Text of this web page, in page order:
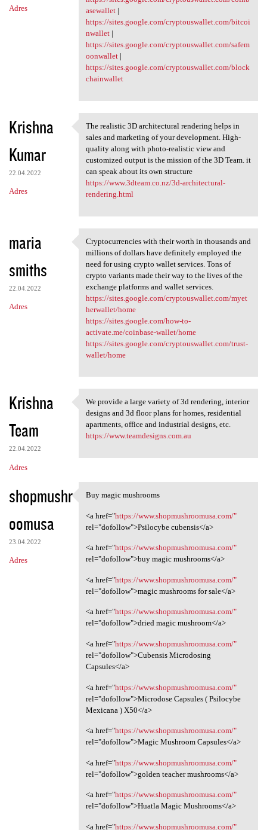
Adres
asewallet|
https://sites.google.com/cryptouswallet.com/bitcoi
nwallet|
https://sites.google.com/cryptouswallet.com/safem
oonwallet|
https://sites.google.com/cryptouswallet.com/block
chainwallet
Krishna
Kumar
22.04.2022
Adres
The realistic 3D
The realistic 3D architectural rendering helps in
sales and marketing of your development. High-
quality along with photo-realistic view and
customized output is the mission of the 3D Team. it
can speak about its own structure
https://www.3dteam.co.nz/3d-architectural-
rendering.html
maria
smiths
22.04.2022
Adres
Cryptocurrencies with their
Cryptocurrencies with their worth in thousands and
millions of dollars have definitely employed the
need for using crypto wallet services. Tons of
crypto variants made their way to the lives of the
exchange platforms and wallet services.
https://sites.google.com/cryptouswallet.com/myet
herwallet/home
https://sites.google.com/how-to-
activate.me/coinbase-wallet/home
https://sites.google.com/cryptouswallet.com/trust-
wallet/home
Krishna
Team
22.04.2022
Adres
We provide a large variety of
We provide a large variety of 3d rendering, interior
designs and 3d floor plans for homes, residential
apartments, office and industrial designs, etc.
https://www.teamdesigns.com.au
shopmushr
oomusa
23.04.2022
Adres
Buy magic mushrooms
Buy magic mushrooms
<a href="https://www.shopmushroomusa.com/"
rel="dofollow">Psilocybe cubensis</a>
<a href="https://www.shopmushroomusa.com/"
rel="dofollow">buy magic mushrooms</a>
<a href="https://www.shopmushroomusa.com/"
rel="dofollow">magic mushrooms for sale</a>
<a href="https://www.shopmushroomusa.com/"
rel="dofollow">dried magic mushroom</a>
<a href="https://www.shopmushroomusa.com/"
rel="dofollow">Cubensis Microdosing
Capsules</a>
<a href="https://www.shopmushroomusa.com/"
rel="dofollow">Microdose Capsules ( Psilocybe
Mexicana ) X50</a>
<a href="https://www.shopmushroomusa.com/"
rel="dofollow">Magic Mushroom Capsules</a>
<a href="https://www.shopmushroomusa.com/"
rel="dofollow">golden teacher mushrooms</a>
<a href="https://www.shopmushroomusa.com/"
rel="dofollow">Huatla Magic Mushrooms</a>
<a href="https://www.shopmushroomusa.com/"